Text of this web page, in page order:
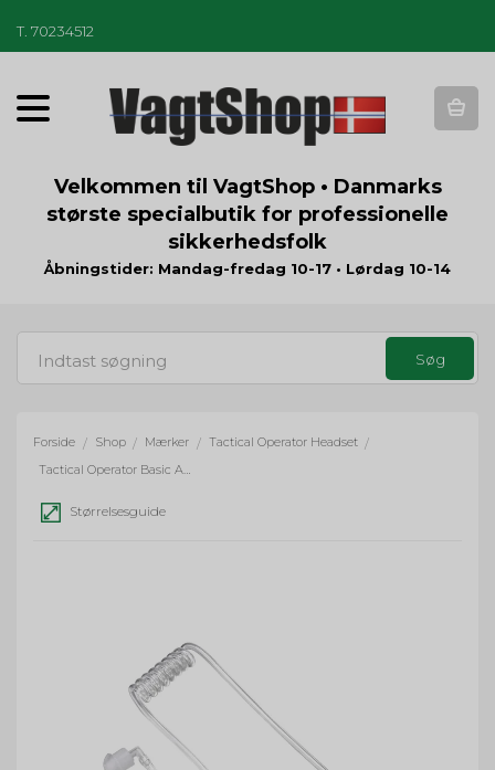
T 70234512
T
o
g
a
t
n
Velkommen til VagtShop • Danmarks
største specialbutik for professionelle
sikkerhedsfolk
Åbningstider: Mandag-fredag 10-17 • Lørdag 10-14
Forside / Shop / Mærker / Tactical Operator Headset /
Tactical Operator Basic Akustisk slange med 1 øreprop
Størrelsesguide